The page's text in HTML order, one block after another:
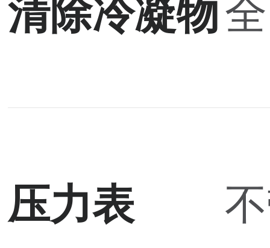
清除冷凝物
压力表